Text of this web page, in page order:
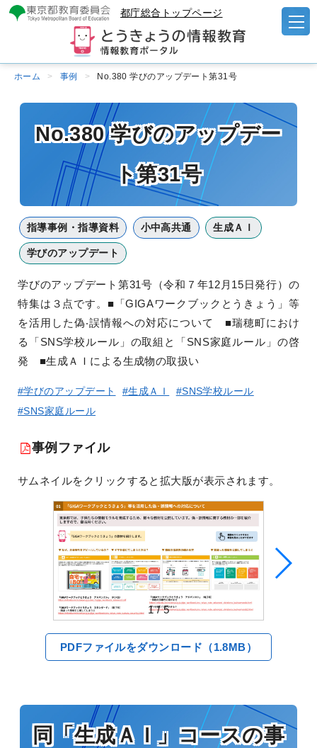
都庁総合トップページ
ホーム 事例 No.380 学びのアップデート第31号
No.380 学びのアップデー
ト第31号
指導事例・指導資料 小中高共通 生成ＡＩ
学びのアップデート
学びのアップデート第31号（令和７年12月15日発行）の
特集は３点です。■「GIGAワークブックとうきょう」等
を活⽤した偽‧誤情報への対応について ■瑞穂町におけ
る「SNS学校ルール」の取組と「SNS家庭ルール」の啓
発 ■⽣成ＡＩによる⽣成物の取扱い
#学びのアップデート #生成ＡＩ
#SNS学校ルール
#SNS家庭ルール
事例ファイル
サムネイルをクリックすると拡大版が表示されます。
1/5
PDFファイルをダウンロード（1.8MB）
同「生成ＡＩ」コースの事